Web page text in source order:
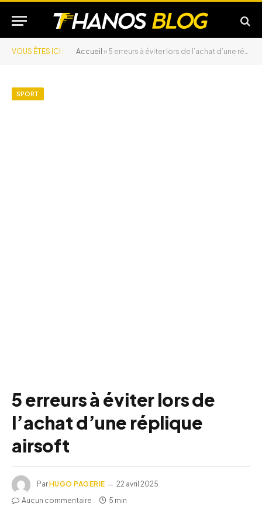
VOUS ÊTES ICI : Accueil » 5 erreurs à éviter lors de l’achat d’une réplique airsoft
SPORT
5 erreurs à éviter lors de
l’achat d’une réplique
airsoft
ParHUGO PAGERIE
22 avril 2025
Aucun commentaire
5 min